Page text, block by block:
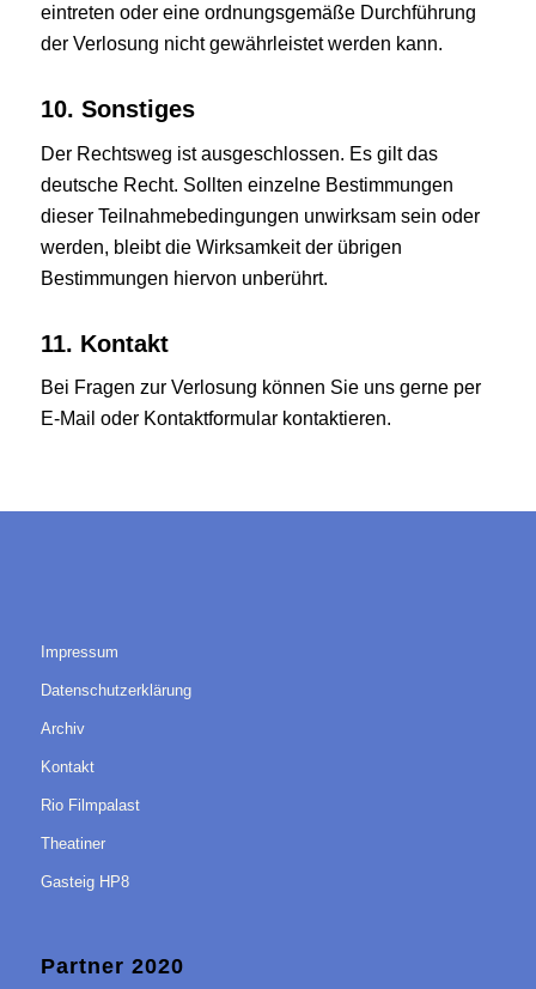
eintreten oder eine ordnungsgemäße Durchführung
der Verlosung nicht gewährleistet werden kann.
10. Sonstiges
Der Rechtsweg ist ausgeschlossen. Es gilt das
deutsche Recht. Sollten einzelne Bestimmungen
dieser Teilnahmebedingungen unwirksam sein oder
werden, bleibt die Wirksamkeit der übrigen
Bestimmungen hiervon unberührt.
11. Kontakt
Bei Fragen zur Verlosung können Sie uns gerne per
E-Mail oder Kontaktformularkontaktieren.
Impressum
Datenschutzerklärung
Archiv
Kontakt
Rio Filmpalast
Theatiner
Gasteig HP8
Partner 2020